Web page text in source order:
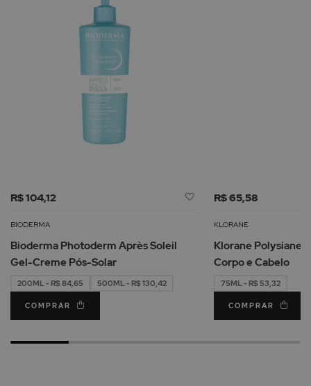
R$ 104,12
Adicionar
Lista
Desejos
BIODERMA
Bioderma Photoderm Après Soleil
Gel-Creme Pós-Solar
200ML - R$ 84,65 500ML - R$ 130,42
COMPRAR
R$ 65,58
KLORANE
Klorane Polysianes
Corpo e Cabelo
75ML - R$ 53,32
COMPRAR